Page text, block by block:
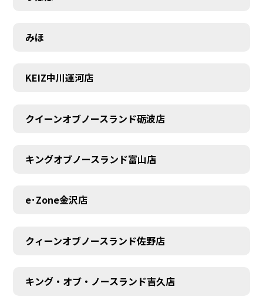
MEMBER
みほ
KEIZ中川運河店
クイーンオブノースランド砺波店
キングオブノースランド富山店
e･Zone金沢店
クィーンオブノースランド佐野店
キング・オブ・ノースランド吉久店